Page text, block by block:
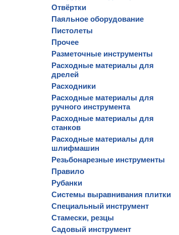
Отвёртки
Паяльное оборудование
Пистолеты
Прочее
Разметочные инструменты
Расходные материалы для
дрелей
Расходники
Расходные материалы для
ручного инструмента
Расходные материалы для
станков
Расходные материалы для
шлифмашин
Резьбонарезные инструменты
Правило
Рубанки
Системы выравнивания плитки
Специальный инструмент
Стамески, резцы
Садовый инструмент